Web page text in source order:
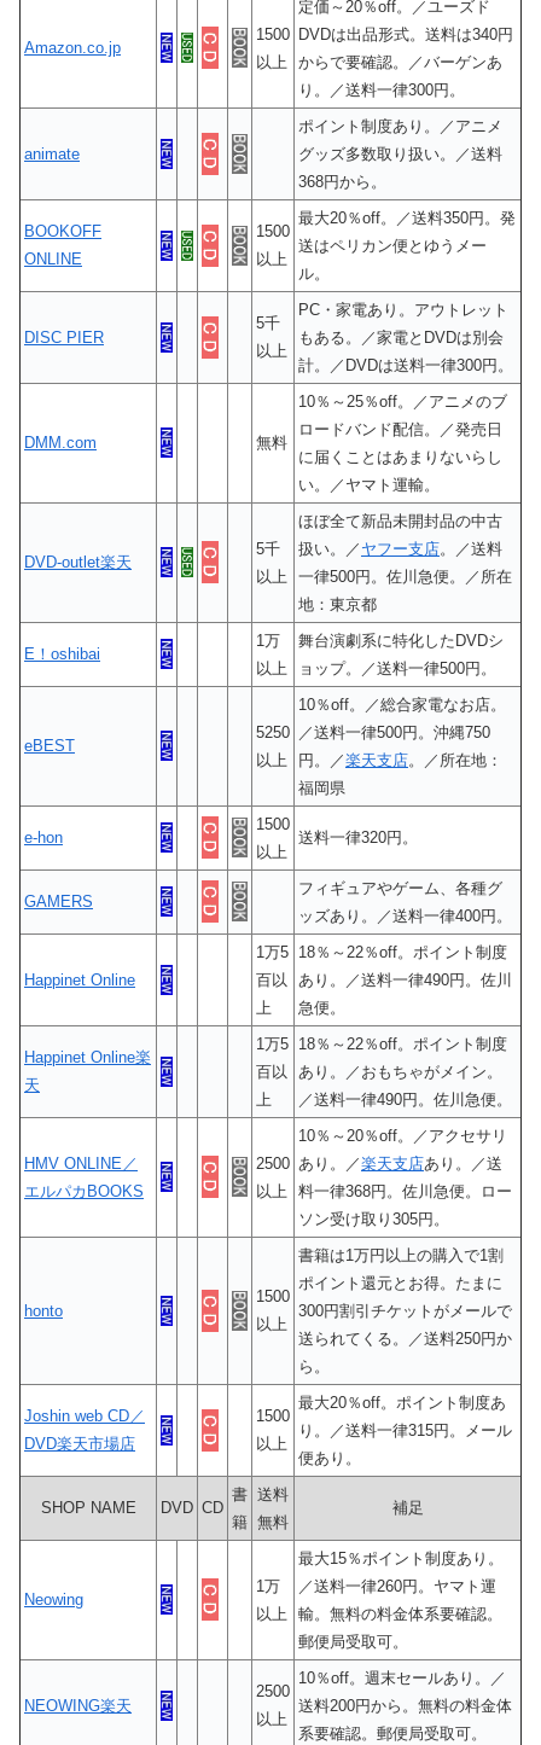
Amazon.co.jp
1500
以上
定価～20％off。／ユーズド
DVDは出品形式。送料は340円
からで要確認。／バーゲンあ
り。／送料一律300円。
animate
ポイント制度あり。／アニメ
グッズ多数取り扱い。／送料
368円から。
BOOKOFF
ONLINE
1500
以上
最大20％off。／送料350円。発
送はペリカン便とゆうメー
ル。
DISC PIER
5千
以上
PC・家電あり。アウトレット
もある。／家電とDVDは別会
計。／DVDは送料一律300円。
DMM.com 無料
10％～25％off。／アニメのブ
ロードバンド配信。／発売日
に届くことはあまりないらし
い。／ヤマト運輸。
DVD-outlet楽天
5千
以上
ほぼ全て新品未開封品の中古
扱い。／ ヤフー支店。／送料
一律500円。佐川急便。／所在
地：東京都
E！oshibai
1万
以上
舞台演劇系に特化したDVDシ
ョップ。／送料一律500円。
eBEST
5250
以上
10％off。／総合家電なお店。
／送料一律500円。沖縄750
円。／楽天支店。／所在地：
福岡県
e-hon
1500
以上
送料一律320円。
GAMERS
フィギュアやゲーム、各種グ
ッズあり。／送料一律400円。
Happinet Online
1万5
百以
上
18％～22％off。ポイント制度
あり。／送料一律490円。佐川
急便。
Happinet Online楽
天
1万5
百以
上
18％～22％off。ポイント制度
あり。／おもちゃがメイン。
／送料一律490円。佐川急便。
HMV ONLINE／
エルパカBOOKS
2500
以上
10％～20％off。／アクセサリ
あり。／楽天支店あり。／送
料一律368円。佐川急便。ロー
ソン受け取り305円。
honto
1500
以上
書籍は1万円以上の購入で1割
ポイント還元とお得。たまに
300円割引チケットがメールで
送られてくる。／送料250円か
ら。
Joshin web CD／
DVD楽天市場店
1500
以上
最大20％off。ポイント制度あ
り。／送料一律315円。メール
便あり。
SHOP NAME DVD CD
書
籍
送料
無料
補足
Neowing
1万
以上
最大15％ポイント制度あり。
／送料一律260円。ヤマト運
輸。無料の料金体系要確認。
郵便局受取可。
NEOWING楽天
2500
以上
10％off。週末セールあり。／
送料200円から。無料の料金体
系要確認。郵便局受取可。